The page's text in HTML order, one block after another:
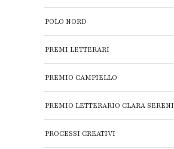
POLO NORD
PREMI LETTERARI
PREMIO CAMPIELLO
PREMIO LETTERARIO CLARA SERENI
PROCESSI CREATIVI